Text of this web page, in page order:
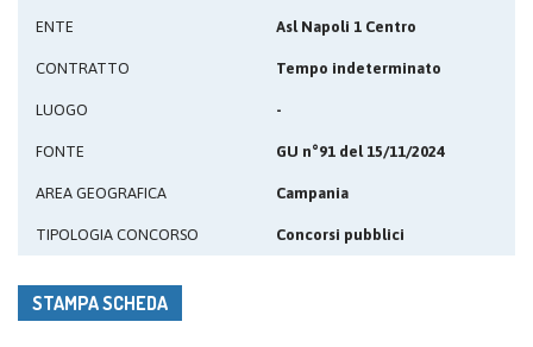
ENTE Asl Napoli 1 Centro
CONTRATTO Tempo indeterminato
LUOGO -
FONTE GU n°91 del 15/11/2024
AREA GEOGRAFICA Campania
TIPOLOGIA CONCORSO Concorsi pubblici
STAMPA SCHEDA